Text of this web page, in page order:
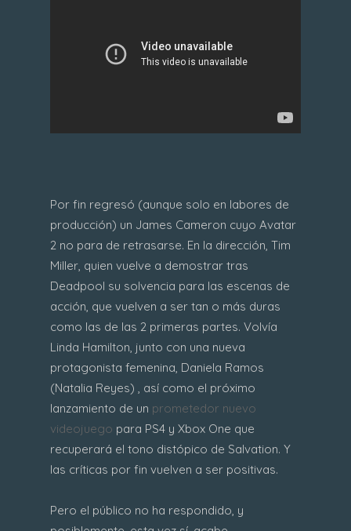
Por fin regresó (aunque solo en labores de
producción) un James Cameron cuyo Avatar
2 no para de retrasarse. En la dirección, Tim
Miller, quien vuelve a demostrar tras
Deadpool su solvencia para las escenas de
acción, que vuelven a ser tan o más duras
como las de las 2 primeras partes. Volvía
Linda Hamilton, junto con una nueva
protagonista femenina, Daniela Ramos
(Natalia Reyes) , así como el próximo
lanzamiento de un prometedor nuevo
videojuego para PS4 y Xbox One que
recuperará el tono distópico de Salvation. Y
las críticas por fin vuelven a ser positivas.
Pero el público no ha respondido, y